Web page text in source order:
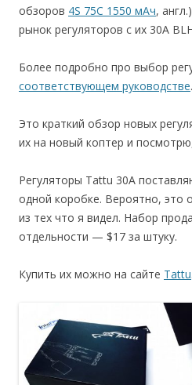
обзоров 4S 75C 1550 мАч,
рынок регуляторов с их 30A
Более подробно про выбор
соответствующем руководстве.
Это краткий обзор новых
их на новый коптер и
Регуляторы Tattu 30A
одной коробке. Вероятно, это
из тех что я видел. Набор
отдельности — $17 за штуку.
Купить их можно на сайте Tattu